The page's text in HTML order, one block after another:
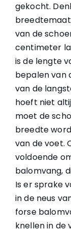
gekocht.
van de
centimeter
is de lengte
bepalen van
van de
hoeft niet
moet de
breedte
van de voet.
voldoende
balomvang,
Is er sprake
in de neus
forse
knellen in de